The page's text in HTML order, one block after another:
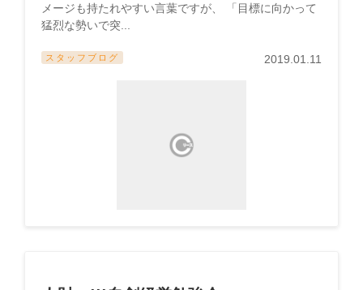
メージも持たれやすい言葉ですが、 「目標に向かって
猛烈な勢いで突...
スタッフブログ 2019.01.11